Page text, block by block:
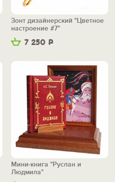
7 250 Р
Зонт дизайнерский "Цветное
настроение #7"
Мини-книга "Руслан и
Людмила"